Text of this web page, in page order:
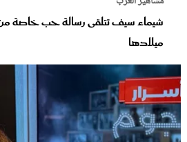
شيماء سيف تتلقى رسالة حب خاصة
ميلادها